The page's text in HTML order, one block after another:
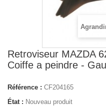
Retroviseur MAZDA
Coiffe a peindre -
Référence : CF204165
État : Nouveau produit